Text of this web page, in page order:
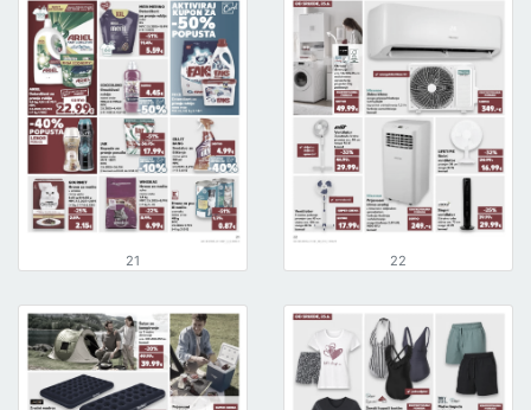
21 22